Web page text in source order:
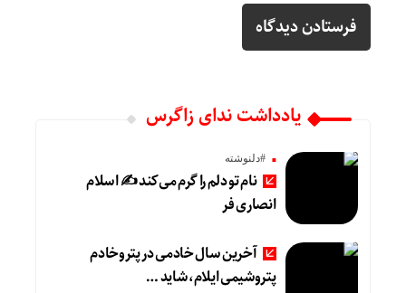
یادداشت ندای زاگرس
#دلنوشته
نام تو دلم را گرم می‌کند ✍️ اسلام
انصاری فر
آخرین سال خادمی در پتروخادم
پتروشیمی ایلام، شاید …